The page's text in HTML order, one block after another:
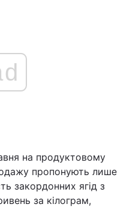
Війна
Політика
на продуктовому
пропонують лише
закордонних ягід з
за кілограм,